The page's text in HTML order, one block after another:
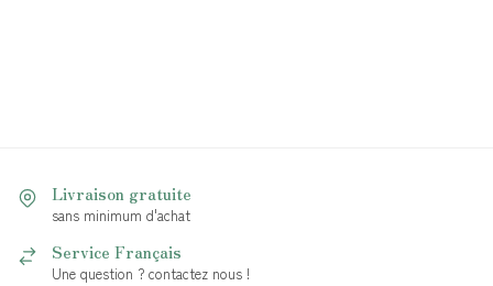
Livraison gratuite
sans minimum d'achat
Service Français
Une question ? contactez nous !